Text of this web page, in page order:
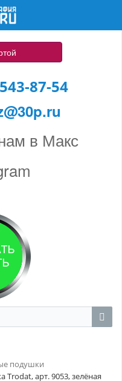
87-54
в Макс
подушки
арт. 9053, зелёная